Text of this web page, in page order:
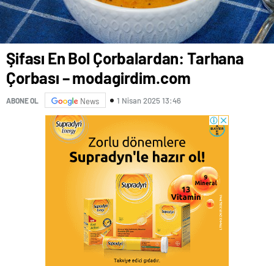
Şifası En Bol Çorbalardan: Tarhana
Çorbası – modagirdim.com
ABONE OL News 1 Nisan 2025 13:46